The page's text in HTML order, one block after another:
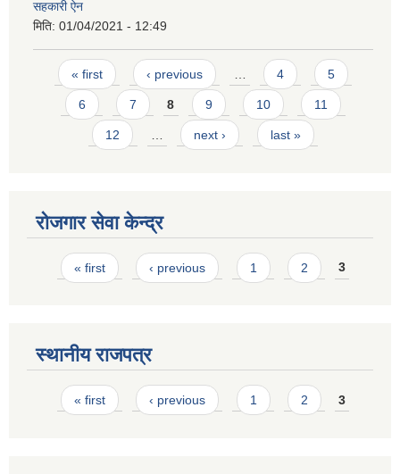
सहकारी ऐन
मिति: 01/04/2021 - 12:49
Pages
« first ‹ previous 4 5
6 7 8 9 10 11
12 next › last »
रोजगार सेवा केन्द्र
Pages
« first ‹ previous 1 2 3
स्थानीय राजपत्र
Pages
« first ‹ previous 1 2 3